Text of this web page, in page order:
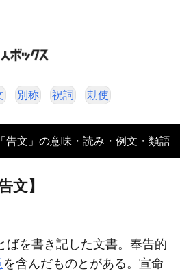
別称 祝詞 勅使
「告文」の意味・読み・例文・類語
文】
を書き記した文書。奉告的
を含んだものとがある。宣命